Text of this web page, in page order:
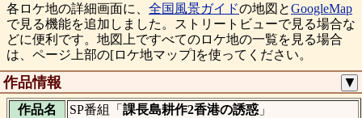
各ロケ地の詳細画面に、 全国風景ガイドの地図とGoogleMap
で見る機能を追加しました。ストリートビューで見る場合な
どに便利です。地図上ですべてのロケ地の一覧を見る場合
は、ページ上部の[ロケ地マップ]を使ってください。
作品情報 ▼
作品名 SP番組「 課長島耕作2香港の誘惑」